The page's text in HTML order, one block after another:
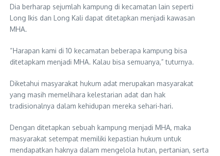
Dia berharap sejumlah kampung di kecamatan lain seperti
Long Ikis dan Long Kali dapat ditetapkan menjadi kawasan
MHA.
“Harapan kami di 10 kecamatan beberapa kampung bisa
ditetapkam menjadi MHA. Kalau bisa semuanya,” tuturnya.
Diketahui masyarakat hukum adat merupakan masyarakat
yang masih memelihara kelestarian adat dan hak
tradisionalnya dalam kehidupan mereka sehari-hari.
Dengan ditetapkan sebuah kampung menjadi MHA, maka
masyarakat setempat memiliki kepastian hukum untuk
mendapatkan haknya dalam mengelola hutan, pertanian, serta